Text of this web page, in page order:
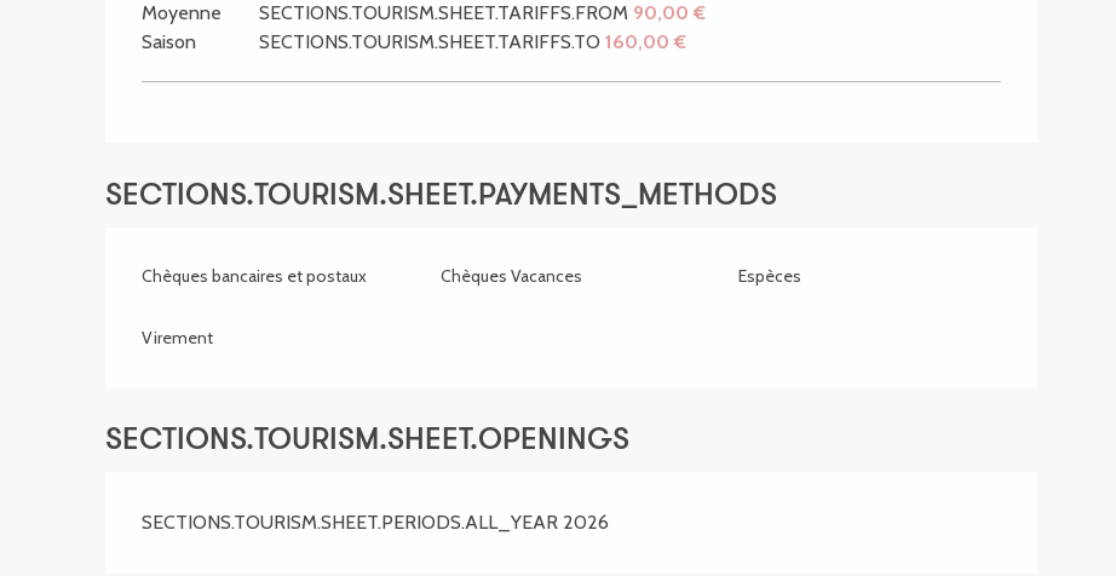
Moyenne
Saison
SECTIONS.TOURISM.SHEET.TARIFFS.FROM 90,00 €
SECTIONS.TOURISM.SHEET.TARIFFS.TO160,00 €
SECTIONS.TOURISM.SHEET.PAYMENTS_METHODS
Chèques bancaires et postaux Chèques Vacances Espèces
Virement
SECTIONS.TOURISM.SHEET.OPENINGS
SECTIONS.TOURISM.SHEET.PERIODS.ALL_YEAR 2026